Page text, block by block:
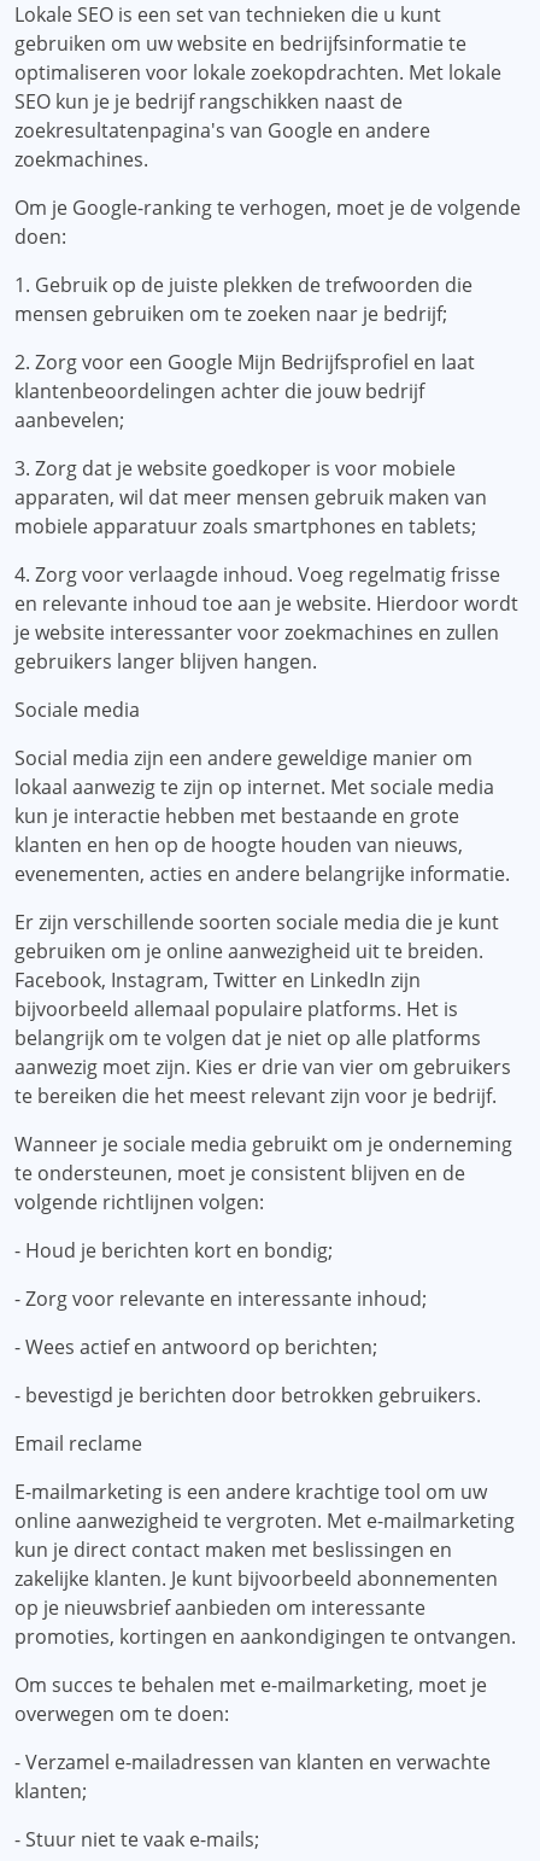
Lokale SEO is een set van technieken die u kunt
gebruiken om uw website en bedrijfsinformatie te
optimaliseren voor lokale zoekopdrachten. Met lokale
SEO kun je je bedrijf rangschikken naast de
zoekresultatenpagina's van Google en andere
zoekmachines.
Om je Google-ranking te verhogen, moet je de volgende
doen:
1. Gebruik op de juiste plekken de trefwoorden die
mensen gebruiken om te zoeken naar je bedrijf;
2. Zorg voor een Google Mijn Bedrijfsprofiel en laat
klantenbeoordelingen achter die jouw bedrijf
aanbevelen;
3. Zorg dat je website goedkoper is voor mobiele
apparaten, wil dat meer mensen gebruik maken van
mobiele apparatuur zoals smartphones en tablets;
4. Zorg voor verlaagde inhoud. Voeg regelmatig frisse
en relevante inhoud toe aan je website. Hierdoor wordt
je website interessanter voor zoekmachines en zullen
gebruikers langer blijven hangen.
Sociale media
Social media zijn een andere geweldige manier om
lokaal aanwezig te zijn op internet. Met sociale media
kun je interactie hebben met bestaande en grote
klanten en hen op de hoogte houden van nieuws,
evenementen, acties en andere belangrijke informatie.
Er zijn verschillende soorten sociale media die je kunt
gebruiken om je online aanwezigheid uit te breiden.
Facebook, Instagram, Twitter en LinkedIn zijn
bijvoorbeeld allemaal populaire platforms. Het is
belangrijk om te volgen dat je niet op alle platforms
aanwezig moet zijn. Kies er drie van vier om gebruikers
te bereiken die het meest relevant zijn voor je bedrijf.
Wanneer je sociale media gebruikt om je onderneming
te ondersteunen, moet je consistent blijven en de
volgende richtlijnen volgen:
- Houd je berichten kort en bondig;
- Zorg voor relevante en interessante inhoud;
- Wees actief en antwoord op berichten;
- bevestigd je berichten door betrokken gebruikers.
Email reclame
E-mailmarketing is een andere krachtige tool om uw
online aanwezigheid te vergroten. Met e-mailmarketing
kun je direct contact maken met beslissingen en
zakelijke klanten. Je kunt bijvoorbeeld abonnementen
op je nieuwsbrief aanbieden om interessante
promoties, kortingen en aankondigingen te ontvangen.
Om succes te behalen met e-mailmarketing, moet je
overwegen om te doen:
- Verzamel e-mailadressen van klanten en verwachte
klanten;
- Stuur niet te vaak e-mails;